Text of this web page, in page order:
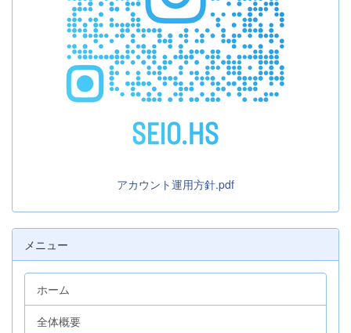
アカウント運用方針.pdf
メニュー
ホーム
全体概要